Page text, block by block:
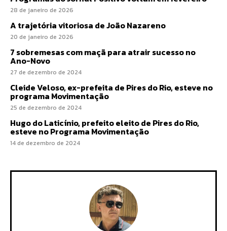
28 de janeiro de 2026
A trajetória vitoriosa de João Nazareno
20 de janeiro de 2026
7 sobremesas com maçã para atrair sucesso no
Ano-Novo
27 de dezembro de 2024
Cleide Veloso, ex-prefeita de Pires do Rio, esteve no
programa Movimentação
25 de dezembro de 2024
Hugo do Laticínio, prefeito eleito de Pires do Rio,
esteve no Programa Movimentação
14 de dezembro de 2024